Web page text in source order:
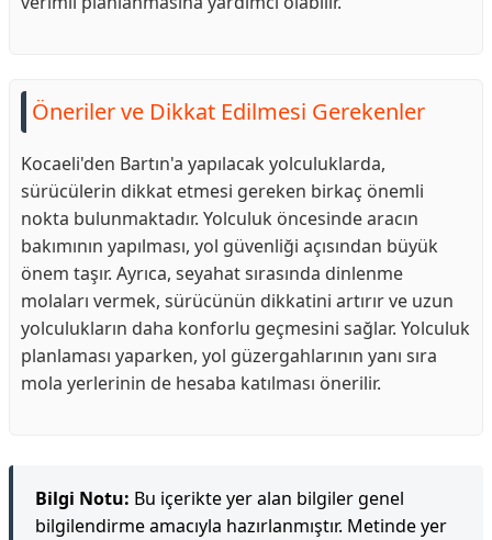
Öneriler ve Dikkat Edilmesi Gerekenler
Kocaeli'den Bartın'a yapılacak yolculuklarda,
sürücülerin dikkat etmesi gereken birkaç önemli
nokta bulunmaktadır. Yolculuk öncesinde aracın
bakımının yapılması, yol güvenliği açısından büyük
önem taşır. Ayrıca, seyahat sırasında dinlenme
molaları vermek, sürücünün dikkatini artırır ve uzun
yolculukların daha konforlu geçmesini sağlar. Yolculuk
planlaması yaparken, yol güzergahlarının yanı sıra
mola yerlerinin de hesaba katılması önerilir.
Bilgi Notu: Bu içerikte yer alan bilgiler genel
bilgilendirme amacıyla hazırlanmıştır. Metinde yer